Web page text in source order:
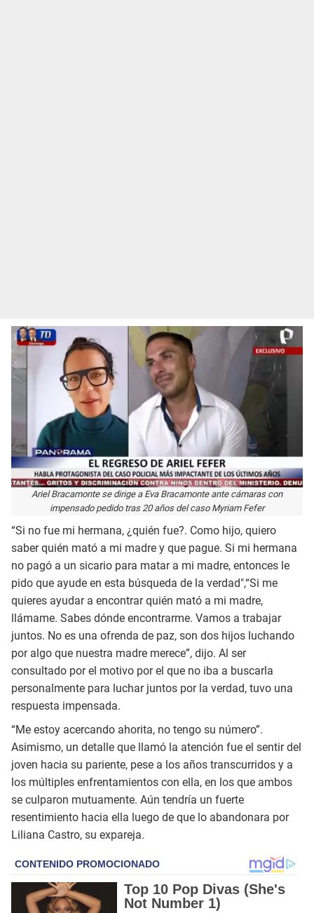
Ariel Bracamonte se dirige a Eva Bracamonte ante cámaras con
impensado pedido tras 20 años del caso Myriam Fefer
“Si no fue mi hermana, ¿quién fue?. Como hijo, quiero
saber quién mató a mi madre y que pague. Si mi hermana
no pagó a un sicario para matar a mi madre, entonces le
pido que ayude en esta búsqueda de la verdad",“Si me
quieres ayudar a encontrar quién mató a mi madre,
llámame. Sabes dónde encontrarme. Vamos a trabajar
juntos. No es una ofrenda de paz, son dos hijos luchando
por algo que nuestra madre merece”, dijo. Al ser
consultado por el motivo por el que no iba a buscarla
personalmente para luchar juntos por la verdad, tuvo una
respuesta impensada.
“Me estoy acercando ahorita, no tengo su número”.
Asimismo, un detalle que llamó la atención fue el sentir del
joven hacia su pariente, pese a los años transcurridos y a
los múltiples enfrentamientos con ella, en los que ambos
se culparon mutuamente. Aún tendría un fuerte
resentimiento hacia ella luego de que lo abandonara por
Liliana Castro, su expareja.